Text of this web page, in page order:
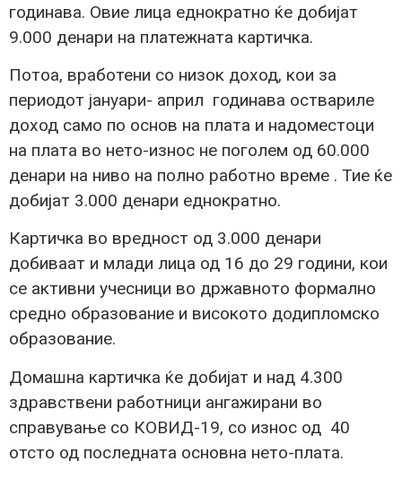
годинава. Овие лица еднократно ќе добијат
9.000 денари на платежната картичка.
Потоа, вработени со низок доход, кои за
периодот јануари- април годинава оствариле
доход само по основ на плата и надоместоци
на плата во нето-износ не поголем од 60.000
денари на ниво на полно работно време . Тие ќе
добијат 3.000 денари еднократно.
Картичка во вредност од 3.000 денари
добиваат и млади лица од 16 до 29 години, кои
се активни учесници во државното формално
средно образование и високото додипломско
образование.
Домашна картичка ќе добијат и над 4.300
здравствени работници ангажирани во
справување со КОВИД-19, со износ од 40
отсто од последната основна нето-плата.